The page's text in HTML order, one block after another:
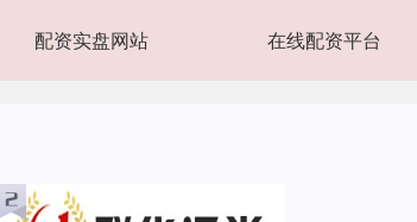
配资实盘网站 在线配资平台